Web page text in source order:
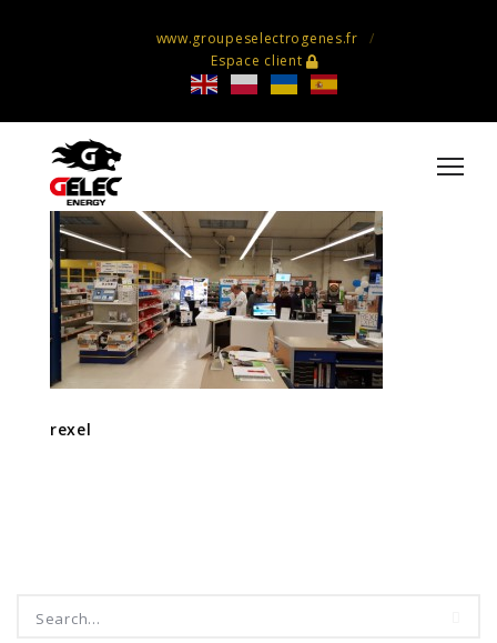
www.groupeselectrogenes.fr
Espace client
rexel angouleme hpod 09-17 (1)
rexel